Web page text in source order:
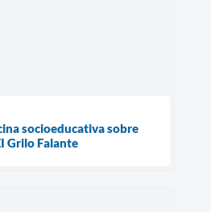
socioeducativa sobre
Grilo Falante